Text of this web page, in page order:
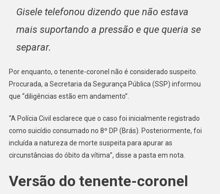
Gisele telefonou dizendo que não estava
mais suportando a pressão e que queria se
separar.
Por enquanto, o tenente-coronel não é considerado suspeito.
Procurada, a Secretaria da Segurança Pública (SSP) informou
que “diligências estão em andamento”.
“A Polícia Civil esclarece que o caso foi inicialmente registrado
como suicídio consumado no 8º DP (Brás). Posteriormente, foi
incluída a natureza de morte suspeita para apurar as
circunstâncias do óbito da vítima”, disse a pasta em nota.
Versão do tenente-coronel